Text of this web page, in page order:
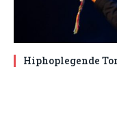
Hiphoplegende